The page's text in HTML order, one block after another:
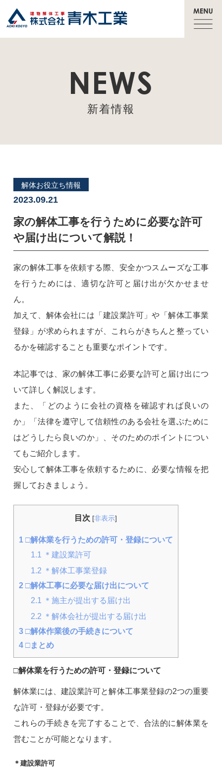
NEWS
新着情報
解体お役立ち情報
2023.09.21
家の解体工事を行うために必要な許可
や届け出について解説！
家の解体工事を依頼する際、安全かつスムーズな工事
を行うためには、適切な許可と届け出が欠かせませ
ん。
加えて、解体会社には「建設業許可」や「解体工事業
登録」が求められますが、これらがきちんと整ってい
るかを確認することも重要なポイントです。
本記事では、家の解体工事に必要な許可と届け出につ
いて詳しく解説します。
また、「どのように会社の資格を確認すれば良いの
か」「法律を遵守して信頼性のある会社を選ぶために
はどうしたら良いのか」、そのためのポイントについ
てもご紹介します。
安心して解体工事を依頼するために、必要な情報を把
握しておきましょう。
目次 [非表示]
1□解体業を行うための許可・登録について
1.1 ＊建設業許可
1.2 ＊解体工事業登録
2□解体工事に必要な届け出について
2.1 ＊施主が提出する届け出
2.2 ＊解体会社が提出する届け出
3□解体作業後の手続きについて
4□まとめ
□解体業を行うための許可・登録について
解体業には、建設業許可と解体工事業登録の2つの重要
な許可・登録が必要です。
これらの手続きを完了することで、合法的に解体業を
営むことが可能となります。
＊建設業許可